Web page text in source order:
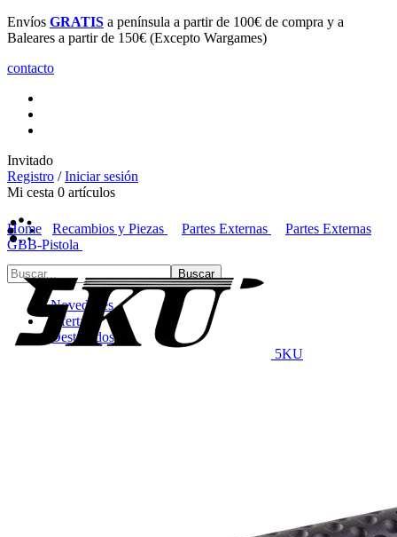
Envíos GRATIS a península a partir de 100€ de compra y a
Baleares a partir de 150€ (Excepto Wargames)
contacto
Invitado
Registro /Iniciar sesión
Mi cesta 0 artículos
Novedades
Ofertas
Destacados
Home Recambios y Piezas Partes Externas
Partes Externas
GBB-Pistola
5KU